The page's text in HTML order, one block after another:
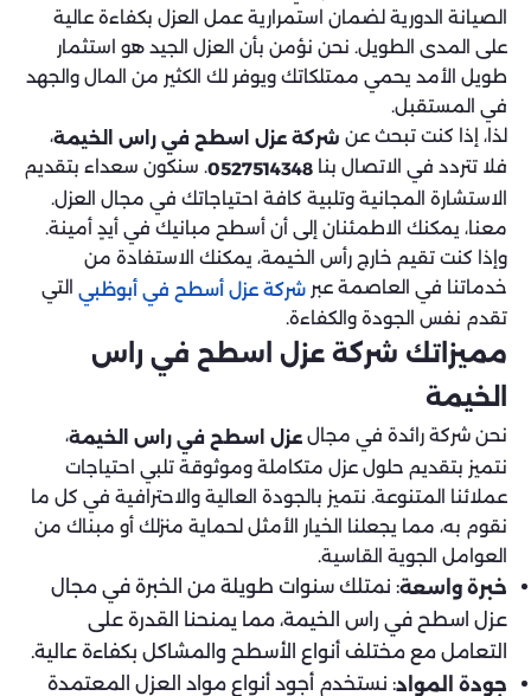
الصيانة الدورية لضمان استمرارية عمل العزل بكفاءة عالية
على المدى الطويل. نحن نؤمن بأن العزل الجيد هو استثمار
طويل الأمد يحمي ممتلكاتك ويوفر لك الكثير من المال والجهد
في المستقبل.
لذا، إذا كنت تبحث عن شركة عزل اسطح في راس الخيمة،
فلا تتردد في الاتصال بنا 0527514348. سنكون سعداء بتقديم
الاستشارة المجانية وتلبية كافة احتياجاتك في مجال العزل.
معنا، يمكنك الاطمئنان إلى أن أسطح مبانيك في أيدٍ أمينة.
وإذا كنت تقيم خارج رأس الخيمة، يمكنك الاستفادة من
خدماتنا في العاصمة عبر شركة عزل أسطح في أبوظبي التي
تقدم نفس الجودة والكفاءة.
مميزاتك شركة عزل اسطح في راس
الخيمة
نحن شركة رائدة في مجال عزل اسطح في راس الخيمة،
نتميز بتقديم حلول عزل متكاملة وموثوقة تلبي احتياجات
عملائنا المتنوعة. نتميز بالجودة العالية والاحترافية في كل ما
نقوم به، مما يجعلنا الخيار الأمثل لحماية منزلك أو مبناك من
العوامل الجوية القاسية.
خبرة واسعة: نمتلك سنوات طويلة من الخبرة في مجال
عزل اسطح في راس الخيمة، مما يمنحنا القدرة على
التعامل مع مختلف أنواع الأسطح والمشاكل بكفاءة عالية.
جودة المواد: نستخدم أجود أنواع مواد العزل المعتمدة